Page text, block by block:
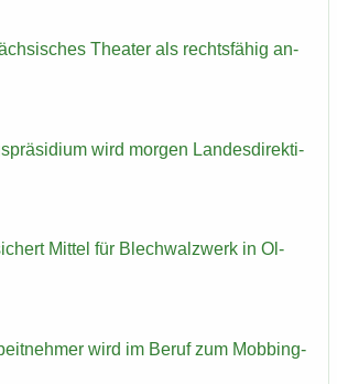
Thea­ter als rechts­fä­hig an­
wird mor­gen Lan­des­di­rek­ti­
Mit­tel für Blech­walz­werk in Ol­
wird im Beruf zum Mobbing-​